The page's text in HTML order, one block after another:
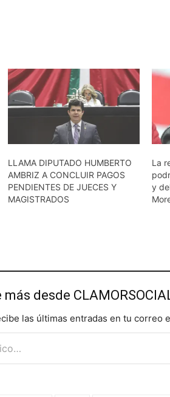
LLAMA DIPUTADO HUMBERTO
AMBRIZ A CONCLUIR PAGOS
PENDIENTES DE JUECES Y
MAGISTRADOS
La
y
más desde
las últimas entradas en tu correo